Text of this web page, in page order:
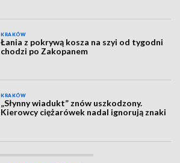
KRAKÓW
Łania z pokrywą kosza na szyi od tygodni
chodzi po Zakopanem
KRAKÓW
„Słynny wiadukt” znów uszkodzony.
Kierowcy ciężarówek nadal ignorują znaki